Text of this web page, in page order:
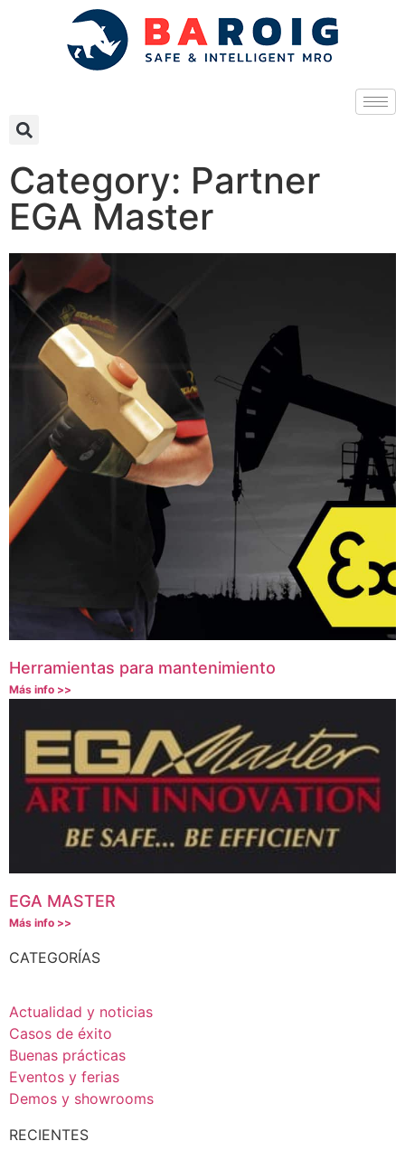
Category: Partner
EGA Master
Herramientas para mantenimiento
Más info >>
EGA MASTER
Más info >>
CATEGORÍAS
Actualidad y noticias
Casos de éxito
Buenas prácticas
Eventos y ferias
Demos y showrooms
RECIENTES